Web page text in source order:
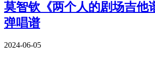
莫智钦《两个人的剧场吉他
弹唱谱
2024-06-05